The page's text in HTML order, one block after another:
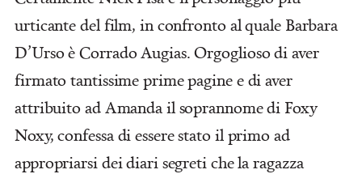
urticante del film, in confronto al quale Barbara
D’Urso è Corrado Augias. Orgoglioso di aver
firmato tantissime prime pagine e di aver
attribuito ad Amanda il soprannome di Foxy
Noxy, confessa di essere stato il primo ad
appropriarsi dei diari segreti che la ragazza